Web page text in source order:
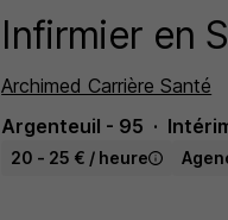
Infirmier en
Archimed Carrière Santé
Argenteuil - 95
20 - 25 € / heure